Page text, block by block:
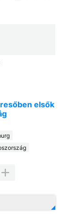
elsők